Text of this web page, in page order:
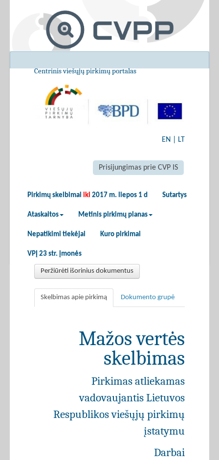
Centrinis viešųjų pirkimų portalas
EN LT
Prisijungimas prie CVP IS
Pirkimų skelbimai iki 2017 m. liepos 1 d Sutartys
Ataskaitos Metinis pirkimų planas
Nepatikimi tiekėjai Kuro pirkimai
VPĮ 23 str. įmonės
Peržiūrėti išorinius dokumentus
Skelbimas apie pirkimą Dokumento grupė
Mažos vertės
skelbimas
Pirkimas atliekamas
vadovaujantis Lietuvos
Respublikos viešųjų pirkimų
įstatymu
Darbai